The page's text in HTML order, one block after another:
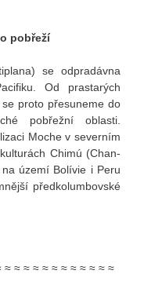
pobřeží
se odpradávna
Od prastarých
proto přesuneme do
pobřežní oblasti.
Moche v severním
Chimú (Chan-
území Bolívie i Peru
předkolumbovské
≈ ≈ ≈ ≈ ≈ ≈ ≈ ≈ ≈ ≈ ≈ ≈